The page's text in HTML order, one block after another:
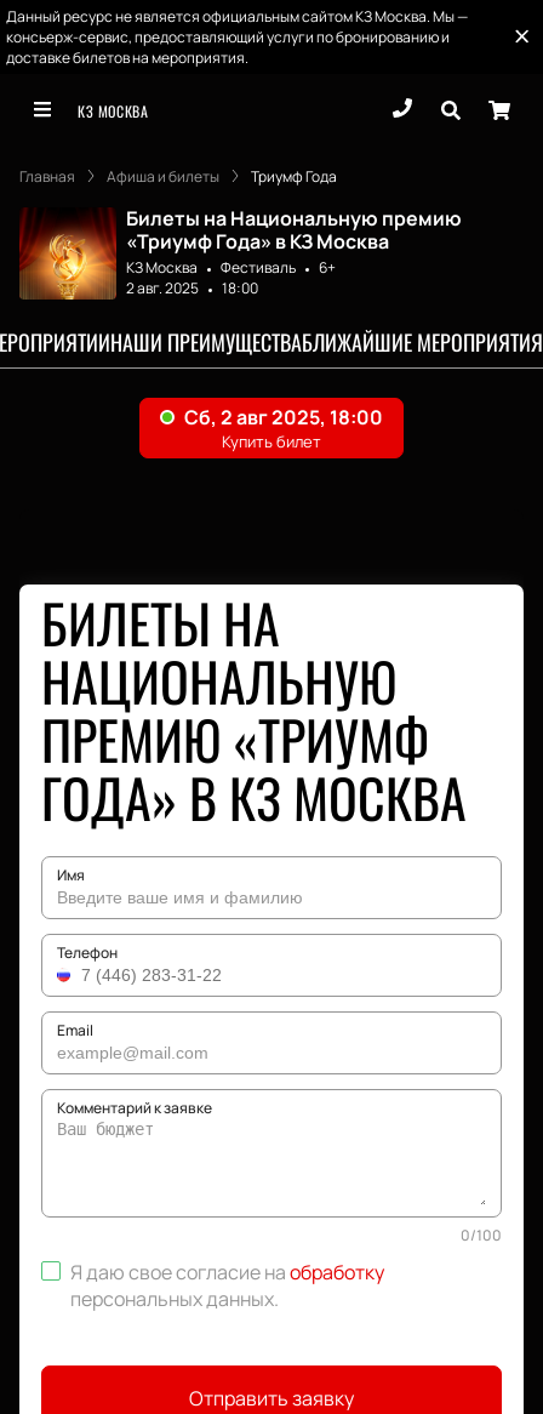
Данный ресурс не является официальным сайтом КЗ Москва. Мы —
консьерж-сервис, предоставляющий услуги по бронированию и
доставке билетов на мероприятия.
КЗ МОСКВА
Главная Афиша и билеты Триумф Года
Билеты на Национальную премию
«Триумф Года» в КЗ Москва
КЗ Москва Фестиваль
6+
2 авг. 2025
18:00
НАШИ ПРЕИМУЩЕСТВАБЛИЖАЙШИЕ МЕРОПРИЯТИЯ
БИЛЕТЫ НА
НАЦИОНАЛЬНУЮ
ПРЕМИЮ «ТРИУМФ
ГОДА» В КЗ МОСКВА
Имя
Телефон
Email
Комментарий к заявке
0/100
Я даю свое согласие наобработку
персональных данных.
Отправить заявку